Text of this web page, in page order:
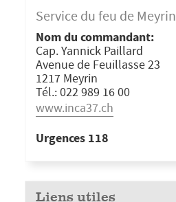
Service du feu de Meyrin
Nom du commandant:
Cap. Yannick Paillard
Avenue de Feuillasse 23
1217 Meyrin
Tél.: 022 989 16 00
www.inca37.ch
Urgences 118
Liens utiles